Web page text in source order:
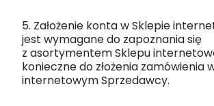
5. Założenie konta w Sklepie
jest wymagane do zapoznania się
z asortymentem Sklepu
konieczne do złożenia zamówienia
internetowym Sprzedawcy.